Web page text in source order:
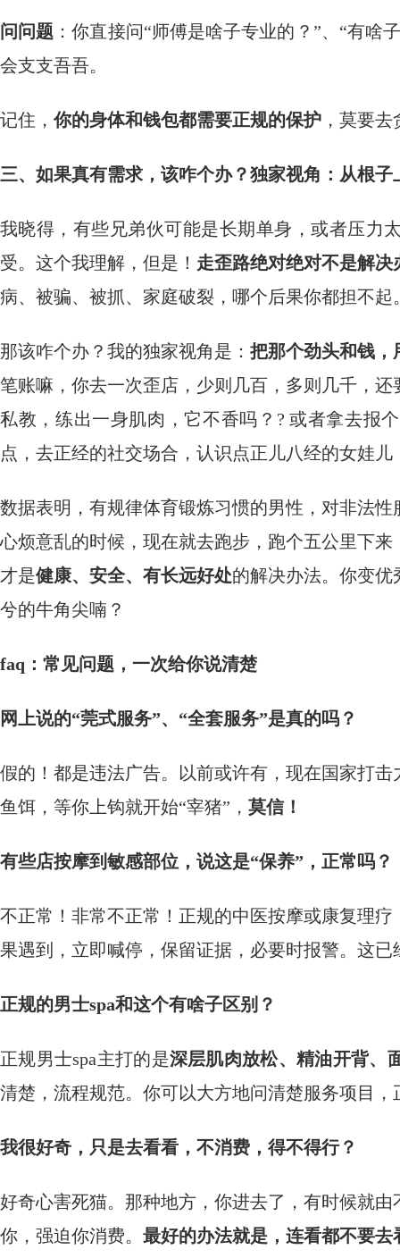
问问题 ：你直接问“师傅是啥子专业的？”、“有
会支支吾吾。
记住，你的身体和钱包都需要正规的保护 ，莫要
三、如果真有需求，该咋个办？独家视角：从根子
我晓得，有些兄弟伙可能是长期单身，或者压力
受。这个我理解，但是！ 走歪路绝对绝对不是解决
病、被骗、被抓、家庭破裂，哪个后果你都担不起
那该咋个办？我的独家视角是： 把那个劲头和钱，
笔账嘛，你去一次歪店，少则几百，多则几千，
私教，练出一身肌肉，它不香吗？? 或者拿去报
点，去正经的社交场合，认识点正儿八经的女娃
数据表明，有规律体育锻炼习惯的男性，对非法
心烦意乱的时候，现在就去跑步，跑个五公里下
才是健康、安全、有长远好处的解决办法。你变
兮的牛角尖喃？
faq：常见问题，一次给你说清楚
网上说的“莞式服务”、“全套服务”是真的吗？
假的！都是违法广告。以前或许有，现在国家打
鱼饵，等你上钩就开始“宰猪”， 莫信！
有些店按摩到敏感部位，说这是“保养”，正常吗？
不正常！非常不正常！正规的中医按摩或康复理疗
果遇到，立即喊停，保留证据，必要时报警。这
正规的男士spa和这个有啥子区别？
正规男士spa主打的是深层肌肉放松、精油开背、
清楚，流程规范。你可以大方地问清楚服务项目
我很好奇，只是去看看，不消费，得不得行？
好奇心害死猫。那种地方，你进去了，有时候就
你，强迫你消费。 最好的办法就是，连看都不要